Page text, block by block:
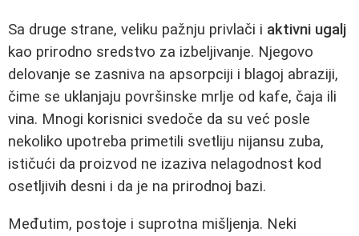
Sa druge strane, veliku pažnju privlači i aktivni ugalj
kao prirodno sredstvo za izbeljivanje. Njegovo
delovanje se zasniva na apsorpciji i blagoj abraziji,
čime se uklanjaju površinske mrlje od kafe, čaja ili
vina. Mnogi korisnici svedoče da su već posle
nekoliko upotreba primetili svetliju nijansu zuba,
ističući da proizvod ne izaziva nelagodnost kod
osetljivih desni i da je na prirodnoj bazi.
Međutim, postoje i suprotna mišljenja. Neki